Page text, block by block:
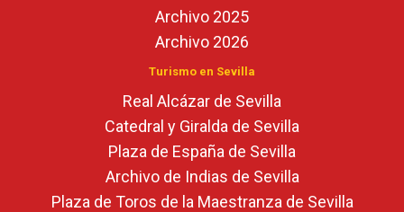
Archivo 2025
Archivo 2026
Turismo en Sevilla
Real Alcázar de Sevilla
Catedral y Giralda de Sevilla
Plaza de España de Sevilla
Archivo de Indias de Sevilla
Plaza de Toros de la Maestranza de Sevilla